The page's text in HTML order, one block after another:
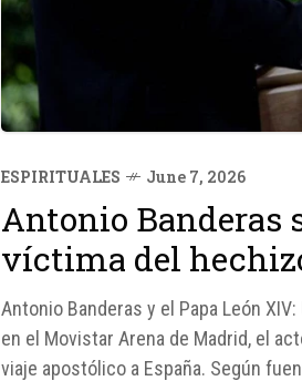
ESPIRITUALES June 7, 2026
Antonio Banderas
víctima del
Antonio Banderas y el Papa León
en el Movistar Arena de Madrid, el
viaje apostólico a España. Según